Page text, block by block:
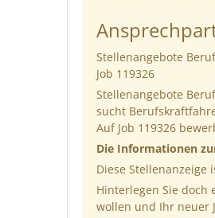
Stellenangebote
Job 119326
Stellenangebote
sucht
Auf Job 119326
Die Informationen
Diese
Hinterlegen Sie doch
wollen und Ihr neuer